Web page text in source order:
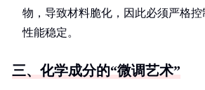
物，导致材料脆化，因此必须严格
性能稳定。
三、化学成分的“微调艺术”